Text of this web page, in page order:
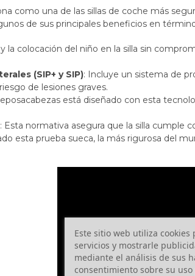
como una de las sillas de coche más
de sus principales beneficios en
y la colocación del niño en la silla sin
(SIP+ y SIP): Incluye un sistema de
de lesiones graves.
está diseñado con esta
: Esta normativa asegura que la silla cumple
esta prueba sueca, la más rigurosa del
Este sitio web utiliza
servicios y mostrarle
mediante el análisis de sus
consentimiento sobre su